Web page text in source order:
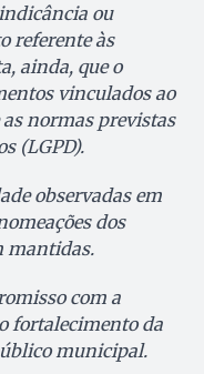
ou
referente às
ainda, que o
vinculados ao
normas previstas
(LGPD).
observadas em
dos
mantidas.
com a
fortalecimento da
municipal.